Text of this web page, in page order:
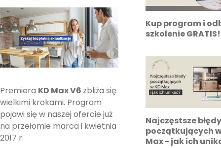
Premiera KD Max V6 zbliża się
wielkimi krokami. Program
pojawi się w naszej ofercie już
na przełomie marca i kwietnia
2017 r.
Kup program i
szkolenie GRATIS!
Najczęstsze błędy
początkujących
Max - jak ich